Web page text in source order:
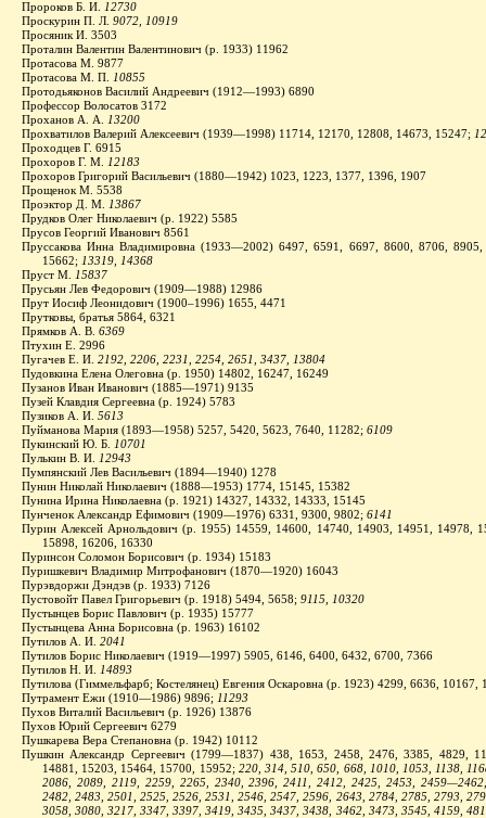
Пророков Б. И. 12730
Проскурин П. Л. 9072, 10919
Просяник И. 3503
Проталин Валентин Валентинович (р. 1933) 11962
Протасова М. 9877
Протасова М. П. 10855
Протодьяконов Василий Андреевич (1912—1993) 6890
Профессор Волосатов 3172
Проханов А. А. 13200
Прохватилов Валерий Алексеевич (1939—1998) 11714, 12170, 12808, 14673, 15247;
Проходцев Г. 6915
Прохоров Г. М. 12183
Прохоров Григорий Васильевич (1880—1942) 1023, 1223, 1377, 1396, 1907
Прощенок М. 5538
Проэктор Д. М. 13867
Прудков Олег Николаевич (р. 1922) 5585
Прусов Георгий Иванович 8561
Пруссакова Инна Владимировна (1933—2002) 6497, 6591, 6697, 8600, 8706,
15662; 13319, 14368
Пруст М. 15837
Прусьян Лев Федорович (1909—1988) 12986
Прут Иосиф Леонидович (1900–1996) 1655, 4471
Прутковы, братья 5864, 6321
Прямков А. В. 6369
Птухин Е. 2996
Пугачев Е. И. 2192, 2206, 2231, 2254, 2651, 3437, 13804
Пудовкина Елена Олеговна (р. 1950) 14802, 16247, 16249
Пузанов Иван Иванович (1885—1971) 9135
Пузей Клавдия Сергеевна (р. 1924) 5783
Пузиков А. И. 5613
Пуйманова Мария (1893—1958) 5257, 5420, 5623, 7640, 11282; 6109
Пукинский Ю. Б. 10701
Пулькин В. И. 12943
Пумпянский Лев Васильевич (1894—1940) 1278
Пунин Николай Николаевич (1888—1953) 1774, 15145, 15382
Пунина Ирина Николаевна (р. 1921) 14327, 14332, 14333, 15145
Пунченок Александр Ефимович (1909—1976) 6331, 9300, 9802; 6141
Пурин Алексей Арнольдович (р. 1955) 14559, 14600, 14740, 14903, 14951, 14978,
15898, 16206, 16330
Пуринсон Соломон Борисович (р. 1934) 15183
Пуришкевич Владимир Митрофанович (1870—1920) 16043
Пурэвдоржи Дэндэв (р. 1933) 7126
Пустовойт Павел Григорьевич (р. 1918) 5494, 5658; 9115, 10320
Пустынцев Борис Павлович (р. 1935) 15777
Пустынцева Анна Борисовна (р. 1963) 16102
Путилов А. И. 2041
Путилов Борис Николаевич (1919—1997) 5905, 6146, 6400, 6432, 6700, 7366
Путилов Н. И. 14893
Путилова (Гиммельфарб; Костелянец) Евгения Оскаровна (р. 1923) 4299, 6636, 10167,
Путрамент Ежи (1910—1986) 9896; 11293
Пухов Виталий Васильевич (р. 1926) 13876
Пухов Юрий Сергеевич 6279
Пушкарева Вера Степановна (р. 1942) 10112
Пушкин Александр Сергеевич (1799—1837) 438, 1653, 2458, 2476, 3385, 4829,
14881, 15203, 15464, 15700, 15952; 220, 314, 510, 650, 668, 1010, 1053, 1138,
2086, 2089, 2119, 2259, 2265, 2340, 2396, 2411, 2412, 2425, 2453,
2482, 2483, 2501, 2525, 2526, 2531, 2546, 2547, 2596, 2643, 2784, 2785, 2793,
3058, 3080, 3217, 3347, 3397, 3419, 3435, 3437, 3438, 3462, 3473, 3545, 4159,